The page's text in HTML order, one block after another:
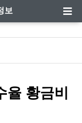
보
황금비